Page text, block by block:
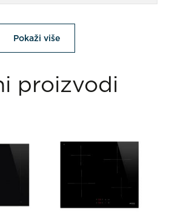
Pokaži više
proizvodi